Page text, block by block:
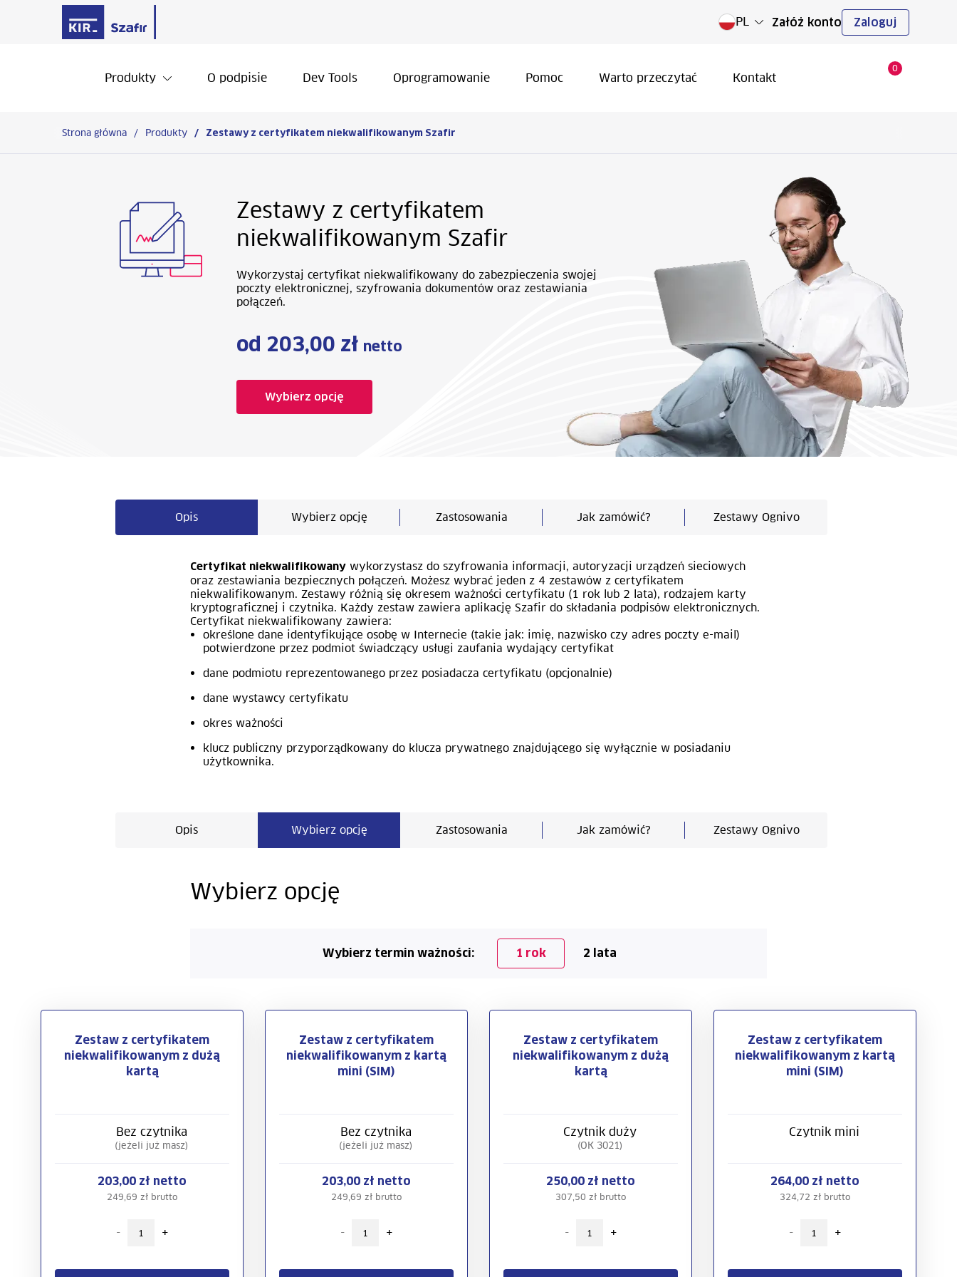
PL Załóż konto Zaloguj
Produkty O podpisie Dev Tools Oprogramowanie Pomoc Warto przeczytać Kontakt
0
Strona główna / Produkty / Zestawy z certyfikatem niekwalifikowanym Szafir
Zestawy z certyfikatem
niekwalifikowanym Szafir
Wykorzystaj certyfikat niekwalifikowany do zabezpieczenia swojej
poczty elektronicznej, szyfrowania dokumentów oraz zestawiania
połączeń.
od 203,00 zł netto
Wybierz opcję
Opis Wybierz opcję Zastosowania Jak zamówić? Zestawy Ognivo
Certyfikat niekwalifikowany wykorzystasz do szyfrowania informacji, autoryzacji urządzeń sieciowych
oraz zestawiania bezpiecznych połączeń. Możesz wybrać jeden z 4 zestawów z certyfikatem
niekwalifikowanym. Zestawy różnią się okresem ważności certyfikatu (1 rok lub 2 lata), rodzajem karty
kryptograficznej i czytnika. Każdy zestaw zawiera aplikację Szafir do składania podpisów elektronicznych.
Certyfikat niekwalifikowany zawiera:
określone dane identyfikujące osobę w Internecie (takie jak: imię, nazwisko czy adres poczty e-mail)
potwierdzone przez podmiot świadczący usługi zaufania wydający certyfikat
dane podmiotu reprezentowanego przez posiadacza certyfikatu (opcjonalnie)
dane wystawcy certyfikatu
okres ważności
klucz publiczny przyporządkowany do klucza prywatnego znajdującego się wyłącznie w posiadaniu
użytkownika.
Opis Wybierz opcję Zastosowania Jak zamówić? Zestawy Ognivo
Wybierz opcję
Wybierz termin ważności: 1 rok 2 lata
Zestaw z certyfikatem
niekwalifikowanym z dużą
kartą
Bez czytnika
(jeżeli już masz)
203,00 zł netto
249,69 zł brutto
- +
Zestaw z certyfikatem
niekwalifikowanym z kartą
mini (SIM)
Bez czytnika
(jeżeli już masz)
203,00 zł netto
249,69 zł brutto
- +
Zestaw z certyfikatem
niekwalifikowanym z dużą
kartą
Czytnik duży
(OK 3021)
250,00 zł netto
307,50 zł brutto
- +
Zestaw z certyfikatem
niekwalifikowanym z kartą
mini (SIM)
Czytnik mini
264,00 zł netto
324,72 zł brutto
- +